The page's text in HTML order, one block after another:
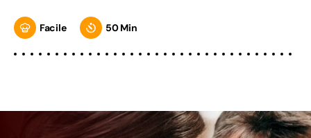
Facile 50 Min